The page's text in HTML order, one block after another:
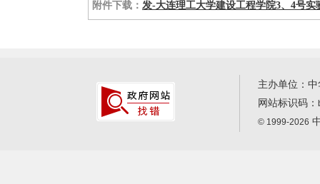
附件下载： 发-大连理工大学建设工程学院3、4号
主办单位：
网站标识码：
© 1999-2026